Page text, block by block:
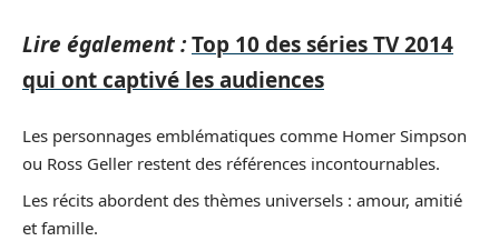
Lire également :Top 10 des séries TV 2014
qui ont captivé les audiences
Les personnages emblématiques comme Homer Simpson
ou Ross Geller restent des références incontournables.
Les récits abordent des thèmes universels : amour, amitié
et famille.